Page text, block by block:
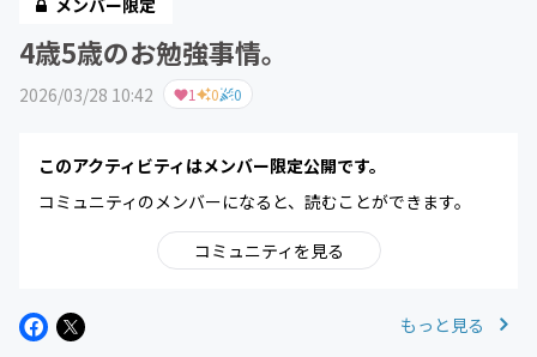
メンバー限定
4歳5歳のお勉強事情。
2026/03/28 10:42 1 0 0
このアクティビティはメンバー限定公開です。
コミュニティのメンバーになると、読むことができます。
コミュニティを見る
もっと見る